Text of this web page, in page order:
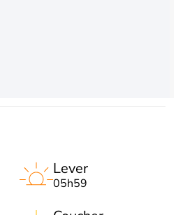
Lever
05h59